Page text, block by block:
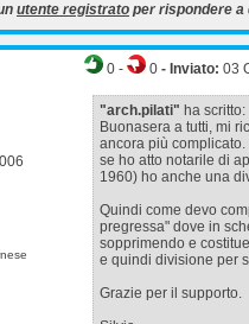
utente registrato per rispondere a
0 - 0 - Inviato: 03
"arch.pilati" ha scritto:
Buonasera a tutti, mi
ancora più
se ho atto notarile di
1960) ho anche una
Quindi come devo
pregressa" dove in
sopprimendo e
e quindi divisione per
Grazie per il supporto.